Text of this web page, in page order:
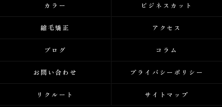
カラー ビジネスカット
縮毛矯正 アクセス
ブログ コラム
お問い合わせ プライバシーポリシー
リクルート サイトマップ